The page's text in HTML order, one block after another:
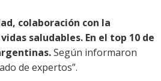
colaboración con la
saludables. En el top 10 de
Según informaron
de expertos”.